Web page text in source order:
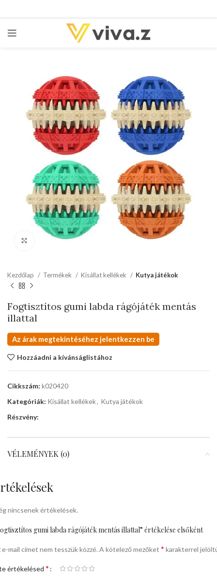
kattints a kinagyításhoz
Kezdőlap Termékek Kisállat kellékek Kutya játékok
Fogtisztítos gumi labda rágójáték mentás
illattal
Az árak megtekintéséhez jelentkezzen be
Hozzáadni a kívánságlistához
Cikkszám: k020420
Kategóriák: Kisállat kellékek, Kutya játékok
Részvény:
VÉLEMÉNYEK (0)
nincsenek értékelések.
gumi labda rágójáték mentás illattal” értékelése elsőként
e-mail címet nem tesszük közzé. A kötelező mezőket * karakterrel
értékelésed *